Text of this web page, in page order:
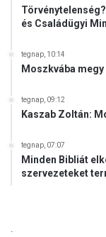
és Családügyi
tegnap, 10:14
Moszkvába
tegnap, 09:12
Kaszab Zoltán:
tegnap, 07:07
Minden Bibliát
szervezeteket